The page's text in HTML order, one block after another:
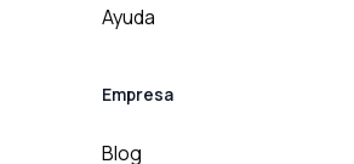
Ayuda
Empresa
Blog